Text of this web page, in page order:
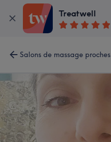
Treatwell
Salons de massage proches